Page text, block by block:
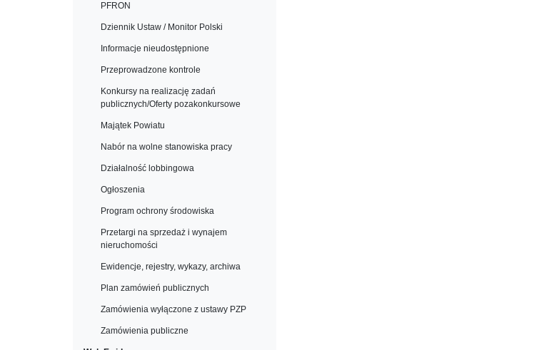
PFRON
Dziennik Ustaw / Monitor Polski
Informacje nieudostępnione
Przeprowadzone kontrole
Konkursy na realizację zadań
publicznych/Oferty pozakonkursowe
Majątek Powiatu
Nabór na wolne stanowiska pracy
Działalność lobbingowa
Ogłoszenia
Program ochrony środowiska
Przetargi na sprzedaż i wynajem
nieruchomości
Ewidencje, rejestry, wykazy, archiwa
Plan zamówień publicznych
Zamówienia wyłączone z ustawy PZP
Zamówienia publiczne